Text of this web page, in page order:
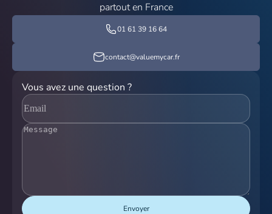
partout en France
01 61 39 16 64
contact@valuemycar.fr
Vous avez une question ?
Envoyer